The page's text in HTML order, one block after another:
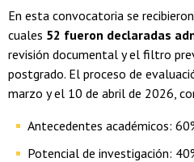
En esta convocatoria se recibieron
cuales 52 fueron declaradas
revisión documental y el filtro
postgrado. El proceso de
marzo y el 10 de abril de 2026,
Antecedentes académicos:
Potencial de investigación: